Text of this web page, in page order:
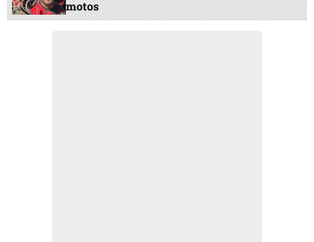
motos